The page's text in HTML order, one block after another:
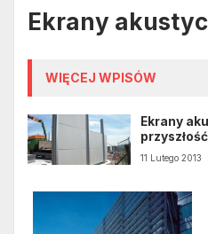
Ekrany
WIĘCEJ WPISÓW
Ekrany
przyszłość
11 Lutego 2013